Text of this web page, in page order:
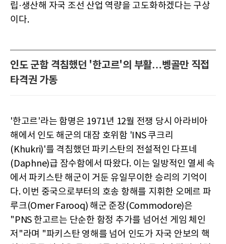
립·생산해 자국 조선 산업 역량을 고도화하겠다는 구상
이다.
인도 군함 격침했던 '한고르'의 부활…벵골만 직접
타격권 가동
'한고르'라는 함명은 1971년 12월 전쟁 당시 아라비아
해에서 인도 해군의 대잠 호위함 'INS 쿠크리
(Khukri)'를 격침했던 파키스탄의 전설적인 다프네
(Daphne)급 잠수함에서 따왔다. 이는 일방적인 열세 속
에서 파키스탄 해군이 거둔 유일무이한 승리의 기억이
다. 이번 중국으로부터의 호송 항해를 지휘한 오메르 파
루크(Omer Farooq) 해군 준장(Commodore)은
"PNS 한고르는 단순한 함정 추가를 넘어선 게임 체인
저"라며 "파키스탄 영해를 넘어 인도가 자국 안보의 핵